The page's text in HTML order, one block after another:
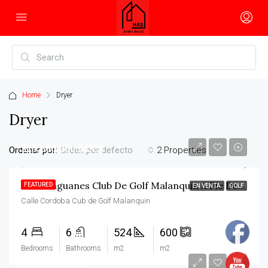
Home Dryer
Dryer
2 Properties
Ordenar por: Orden por defecto
FEATURED EN VENTA GOLF
$23,800,000/MXN
Casa Zaguanes Club De Golf Malanquin A Pie De Campo
Calle Cordoba Cub de Golf Malanquin
4
Bedrooms
6
Bathrooms
524
m2
600
m2